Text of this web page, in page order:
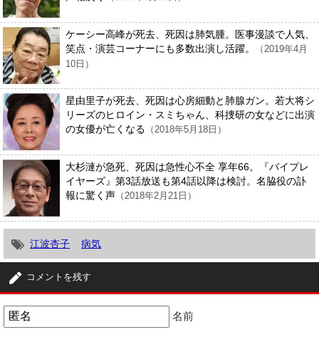
ケーシー高峰が死去、死因は肺気腫。医事漫談で人気、
笑点・演芸コーナーにも多数出演し活躍。
（2019年4月
10日）
星由里子が死去、死因は心房細動と肺腺ガン。若大将シ
リーズのヒロイン・スミちゃん、科捜研の女などに出演
の女優が亡くなる （2018年5月18日）
大杉漣が急死、死因は急性心不全 享年66。『バイプレ
イヤーズ』第3話放送も第4話以降は検討。名脇役の訃
報に驚く声 （2018年2月21日）
江波杏子 病気
コメントを残す
名前